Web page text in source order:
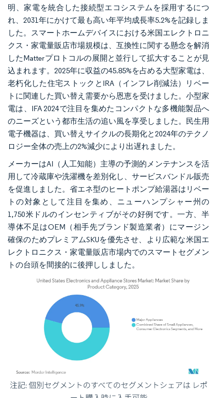
明、家電を統合した接続型エコシステムを採用するにつ
れ、2031年にかけて最も高い年平均成長率5.2%を記録しま
した。スマートホームデバイスにおける米国エレクトロニ
クス・家電量販店市場規模は、互換性に関する懸念を解消
したMatterプロトコルの展開と並行して拡大することが見
込まれます。2025年に収益の45.85%を占める大型家電は、
老朽化した住宅ストックとIRA（インフレ削減法）リベー
トに関連した買い替え需要から恩恵を受けました。小型家
電は、IFA 2024で注目を集めたコンパクトな多機能製品へ
のニーズという都市生活の追い風を享受しました。民生用
電子機器は、買い替えサイクルの長期化と2024年のテクノ
ロジー全体の売上の2%減少により出遅れました。
メーカーはAI（人工知能）主導の予測的メンテナンスを活
用して冷蔵庫や洗濯機を差別化し、サービスバンドル販売
を促進しました。省エネ型のヒートポンプ給湯器はリベー
トの対象として注目を集め、ニューハンプシャー州の
1,750米ドルのインセンティブがその好例です。一方、半
導体不足はOEM（相手先ブランド製造業者）にマージン
確保のためプレミアムSKUを優先させ、より広範な米国エ
レクトロニクス・家電量販店市場内でのスマートセグメン
トの台頭を間接的に後押ししました。
画像 © Mordor Intelligence。再利用にはCC BY 4.0の表示が必要です。